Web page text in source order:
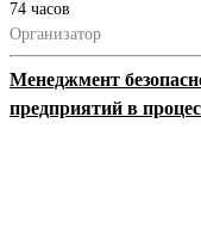
74 часов
Организатор
Менеджмент
предприятий в